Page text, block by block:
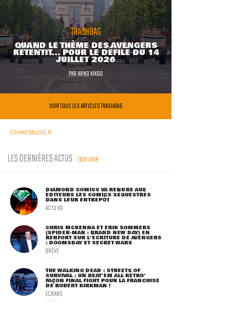
TRASHBAG
QUAND LE THÈME DES AVENGERS
RETENTIT... POUR LE DÉFILÉ DU 14
JUILLET 2026
PARARNO KIKOO
VOIR TOUS LES ARTICLES TRASHBAG
COMICSBLOG.fr
LES DERNIÈRES ACTUS TOUT VOIR
DIAMOND COMICS VA RENDRE AUX
ÉDITEURS LES COMICS SÉQUESTRÉS
DANS LEUR ENTREPÔT
ACTU VO
CHRIS MCKENNA ET ERIK SOMMERS
(SPIDER-MAN : BRAND NEW DAY) EN
RENFORT SUR L'ÉCRITURE DE AVENGERS
: DOOMSDAY ET SECRET WARS
BRÈVE
THE WALKING DEAD : STREETS OF
SURVIVAL : UN BEAT'EM ALL RÉTRO'
FAÇON FINAL FIGHT POUR LA FRANCHISE
DE ROBERT KIRKMAN !
ECRANS